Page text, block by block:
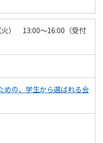
火） 13:00～16:00（受付
めの、学生から選ばれる会